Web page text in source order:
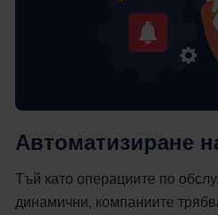
Автоматизиране
Тъй като операциите по
динамични, компаниите